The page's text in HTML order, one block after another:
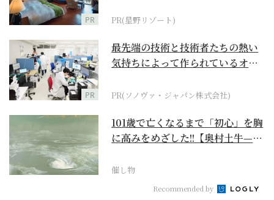
PR PR(星野リゾート)
PR
最先端の技術と技術者たちの熱い
気持ちによって作られているオー
PR(ソノヴァ・ジャパン株式会社)
101歳で亡くなるまで「初心」を胸
に高みをめざした!!【奥村土牛—名
催し物
Recommended by